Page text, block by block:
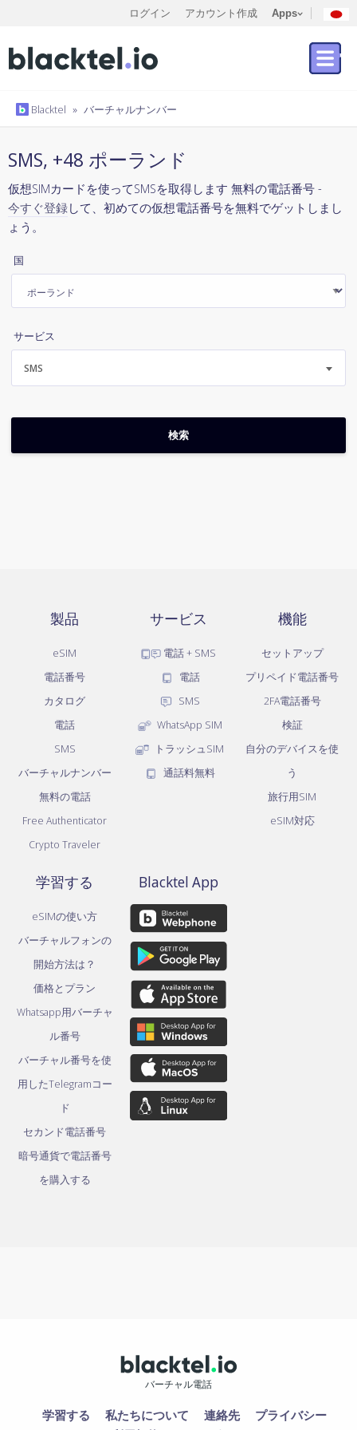
ログイン アカウント作成 Apps
Blacktel » バーチャルナンバー
SMS, +48 ポーランド
仮想SIMカードを使ってSMSを取得します 無料の電話番号 -
今すぐ登録して、初めての仮想電話番号を無料でゲットしまし
ょう。
国
サービス
SMS
製品
eSIM
電話番号
カタログ
電話
SMS
バーチャルナンバー
無料の電話
Free Authenticator
Crypto Traveler
サービス
電話 + SMS
電話
SMS
WhatsApp SIM
トラッシュSIM
通話料無料
機能
セットアップ
プリペイド電話番号
2FA電話番号
検証
自分のデバイスを使
う
旅行用SIM
eSIM対応
学習する
eSIMの使い方
バーチャルフォンの
開始方法は？
価格とプラン
Whatsapp用バーチャ
ル番号
バーチャル番号を使
用したTelegramコー
ド
セカンド電話番号
暗号通貨で電話番号
を購入する
Blacktel App
バーチャル電話
学習する 私たちについて 連絡先
プライバシー